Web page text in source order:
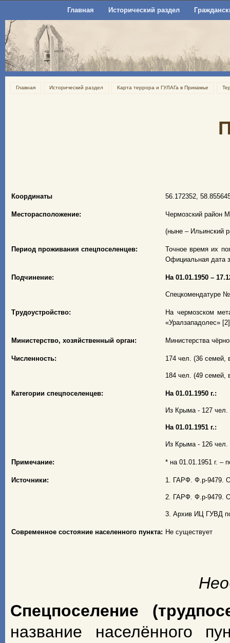
Главная Исторический раздел
Главная Исторический раздел Карта террора и ГУЛАГа в Прикамье
Координаты 56.172352,
Месторасположение: Чермозский район
(ныне – Ильинский
Период проживания спецпоселенцев:
Точное время их
Официальная дата
Подчинение: На 01.01.1950 –
Спецкомендатуре №
Трудоустройство:
На чермозском
«Уралзападолес» [2]
Министерство, хозяйственный орган: Министерства
Численность: 174 чел. (36 семей,
184 чел. (49 семей,
Категории спецпоселенцев: На 01.01.1950 г.:
Из Крыма - 127 чел.
На 01.01.1951 г.:
Из Крыма - 126 чел.
Примечание: * на 01.01.1951 г. –
Источники: 1. ГАРФ. Ф.р-9479.
2. ГАРФ. Ф.р-9479.
3. Архив ИЦ ГУВД
Современное состояние населенного пункта: Не существует
Спецпоселение
название населённого